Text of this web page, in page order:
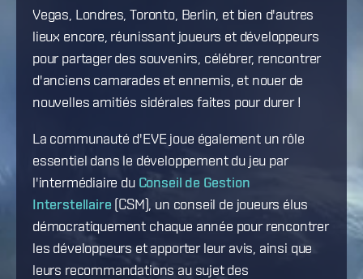
Vegas, Londres, Toronto, Berlin, et bien d'autres
lieux encore, réunissant joueurs et développeurs
pour partager des souvenirs, célébrer, rencontrer
d'anciens camarades et ennemis, et nouer de
nouvelles amitiés sidérales faites pour durer !
La communauté d'EVE joue également un rôle
essentiel dans le développement du jeu par
l'intermédiaire du Conseil de Gestion
Interstellaire (CSM), un conseil de joueurs élus
démocratiquement chaque année pour rencontrer
les développeurs et apporter leur avis, ainsi que
leurs recommandations au sujet des